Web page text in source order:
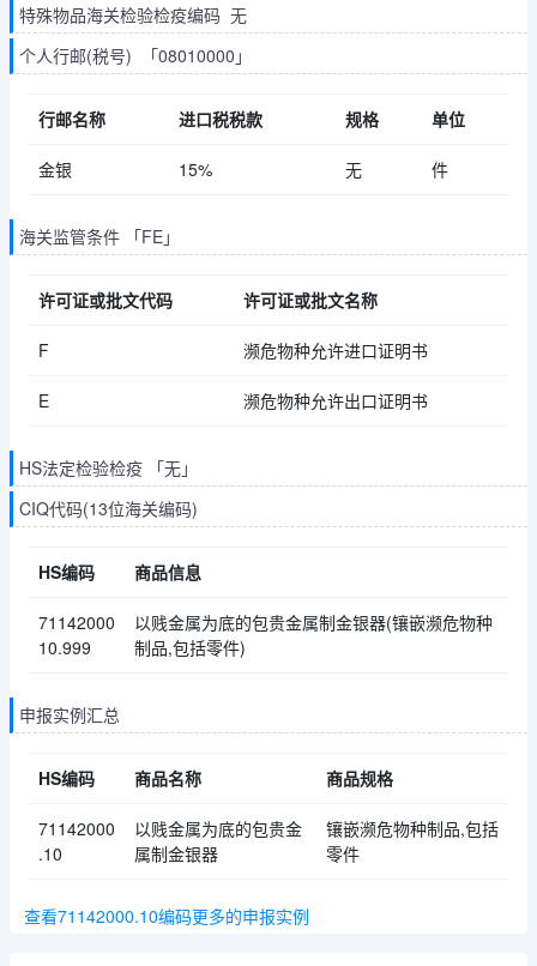
特殊物品海关检验检疫编码 无
个人行邮(税号) 「08010000」
行邮名称 进口税税款 规格 单位
金银 15% 无 件
海关监管条件 「FE」
许可证或批文代码 许可证或批文名称
F 濒危物种允许进口证明书
E 濒危物种允许出口证明书
HS法定检验检疫 「无」
CIQ代码(13位海关编码)
HS编码 商品信息
71142000
10.999
以贱金属为底的包贵金属制金银器(镶嵌濒危物种
制品,包括零件)
申报实例汇总
HS编码 商品名称 商品规格
71142000
.10
以贱金属为底的包贵金
属制金银器
镶嵌濒危物种制品,包括
零件
查看71142000.10编码更多的申报实例